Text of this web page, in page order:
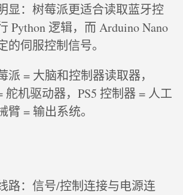
显：树莓派更适合读取蓝牙控
Python 逻辑，而 Arduino Nano
的伺服控制信号。
派 = 大脑和控制器读取器，
舵机驱动器，PS5 控制器 = 人工
= 输出系统。
路：信号/控制连接与电源连